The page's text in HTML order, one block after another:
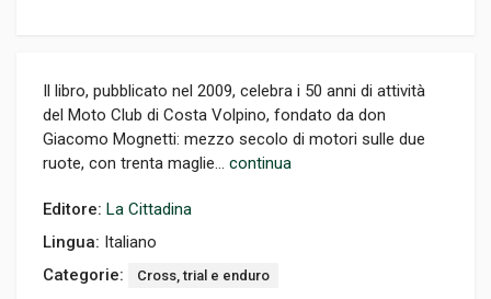
Il libro, pubblicato nel 2009, celebra i 50 anni di attività
del Moto Club di Costa Volpino, fondato da don
Giacomo Mognetti: mezzo secolo di motori sulle due
ruote, con trenta maglie... continua
Editore: La Cittadina
Lingua: Italiano
Categorie:
Cross, trial e enduro